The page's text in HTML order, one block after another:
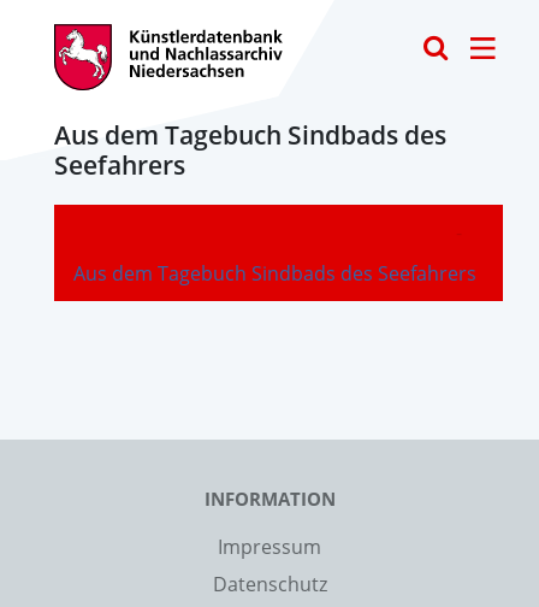
Aus dem Tagebuch Sindbads des
Seefahrers
Aus dem Tagebuch Sindbads des Seefahrers
-
INFORMATION
Impressum
Datenschutz